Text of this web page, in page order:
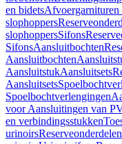
en bidetsAfvoergarnituren
slophoppers
slophoppersSifons
SifonsAansluitbochten
Aansluitbochten
AansluitstukAansluitsets
Aansluitsets
Spoelbochtverlengingen
voor Aansluitingen van
en verbindingsstukken
urinoirs